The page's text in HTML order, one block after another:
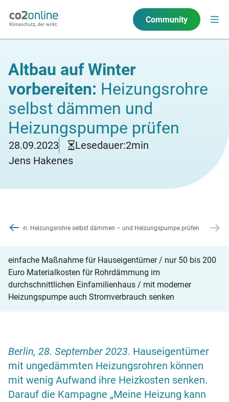
Community
Altbau auf Winter
vorbereiten: Heizungsrohre
selbst dämmen und
Heizungspumpe prüfen
28.09.2023 Lesedauer:2min
Jens Hakenes
Heizungsrohre selbst dämmen – und Heizungspumpe prüfen
einfache Maßnahme für Hauseigentümer / nur 50 bis 200
Euro Materialkosten für Rohrdämmung im
durchschnittlichen Einfamilienhaus / mit moderner
Heizungspumpe auch Stromverbrauch senken
Berlin, 28. September 2023. Hauseigentümer
mit ungedämmten Heizungsrohren können
mit wenig Aufwand ihre Heizkosten senken.
Darauf die Kampagne „Meine Heizung kann